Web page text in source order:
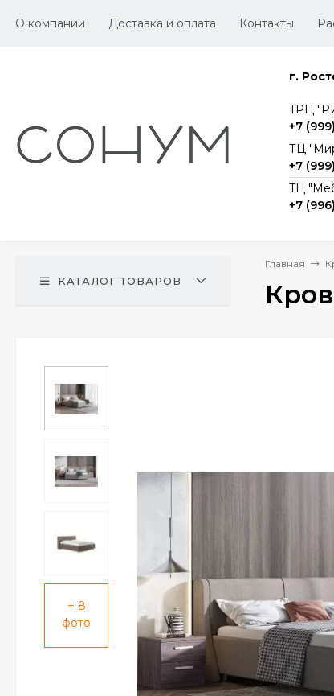
О компании Доставка и оплата Контакты
г.
TРЦ
+7
ТЦ
+7
TЦ
+7
КАТАЛОГ ТОВАРОВ
Главная
+ 8
фото